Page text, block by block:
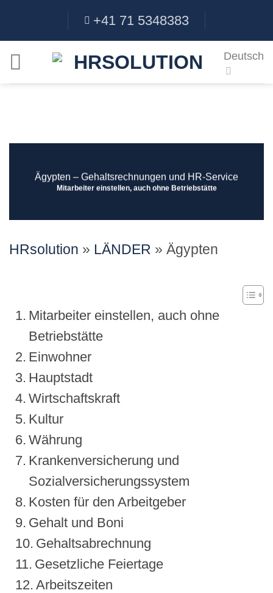
content
+41 71 5348383
Deutsch
Ägypten ‒ Gehaltsrechnungen und HR-Service
Mitarbeiter einstellen, auch ohne Betriebstätte
HRsolution » LÄNDER » Ägypten
Mitarbeiter einstellen, auch ohne
Betriebstätte
Einwohner
Hauptstadt
Wirtschaftskraft
Kultur
Währung
Krankenversicherung und
Sozialversicherungssystem
Kosten für den Arbeitgeber
Gehalt und Boni
Gehaltsabrechnung
Gesetzliche Feiertage
Arbeitszeiten